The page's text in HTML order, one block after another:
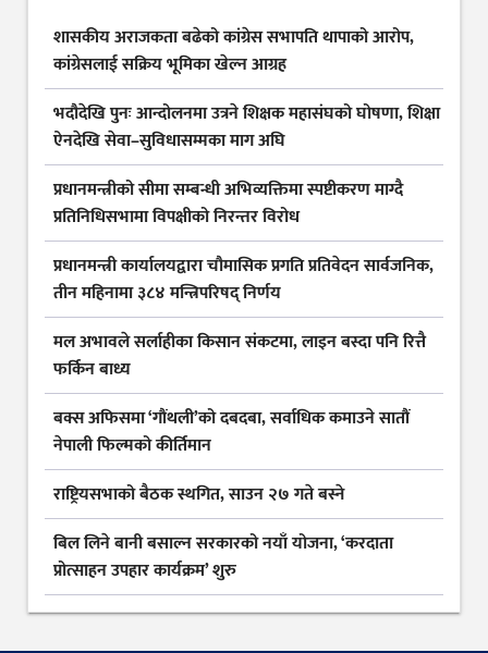
शासकीय अराजकता बढेको कांग्रेस सभापति थापाको आरोप,
कांग्रेसलाई सक्रिय भूमिका खेल्न आग्रह
भदौदेखि पुनः आन्दोलनमा उत्रने शिक्षक महासंघको घोषणा, शिक्षा
ऐनदेखि सेवा–सुविधासम्मका माग अघि
प्रधानमन्त्रीको सीमा सम्बन्धी अभिव्यक्तिमा स्पष्टीकरण माग्दै
प्रतिनिधिसभामा विपक्षीको निरन्तर विरोध
प्रधानमन्त्री कार्यालयद्वारा चौमासिक प्रगति प्रतिवेदन सार्वजनिक,
तीन महिनामा ३८४ मन्त्रिपरिषद् निर्णय
मल अभावले सर्लाहीका किसान संकटमा, लाइन बस्दा पनि रित्तै
फर्किन बाध्य
बक्स अफिसमा ‘गौंथली’को दबदबा, सर्वाधिक कमाउने सातौं
नेपाली फिल्मको कीर्तिमान
राष्ट्रियसभाको बैठक स्थगित, साउन २७ गते बस्ने
बिल लिने बानी बसाल्न सरकारको नयाँ योजना, ‘करदाता
प्रोत्साहन उपहार कार्यक्रम’ शुरु